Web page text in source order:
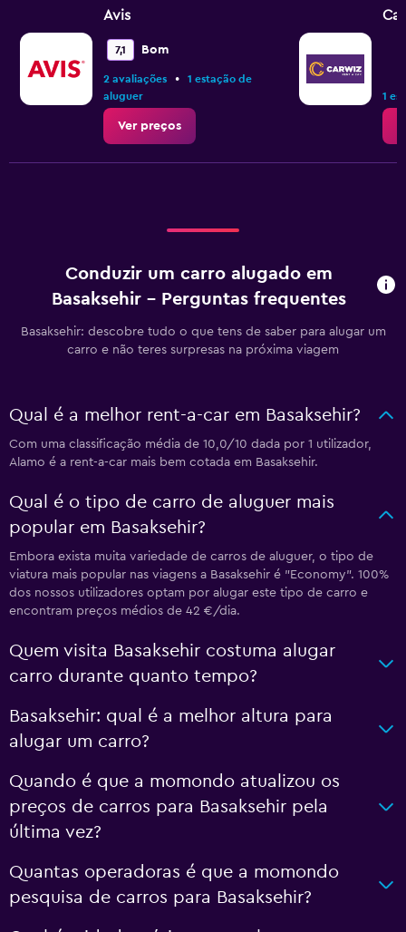
Avis
7,1 Bom
2 avaliações •
1 estação de
aluguer
Ver preços
1
Conduzir um carro alugado em
Basaksehir - Perguntas frequentes
Basaksehir: descobre tudo o que tens de saber para alugar um
carro e não teres surpresas na próxima viagem
Qual é a melhor rent-a-car em Basaksehir?
Com uma classificação média de 10,0/10 dada por 1 utilizador,
Alamo é a rent-a-car mais bem cotada em Basaksehir.
Qual é o tipo de carro de aluguer mais
popular em Basaksehir?
Embora exista muita variedade de carros de aluguer, o tipo de
viatura mais popular nas viagens a Basaksehir é "Economy". 100%
dos nossos utilizadores optam por alugar este tipo de carro e
encontram preços médios de 42 €/dia.
Quem visita Basaksehir costuma alugar
carro durante quanto tempo?
Basaksehir: qual é a melhor altura para
alugar um carro?
Quando é que a momondo atualizou os
preços de carros para Basaksehir pela
última vez?
Quantas operadoras é que a momondo
pesquisa de carros para Basaksehir?